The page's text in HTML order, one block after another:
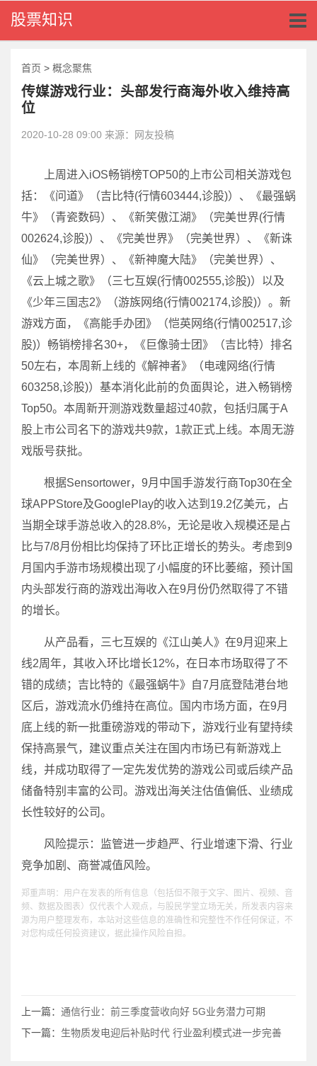
股票知识
首页 > 概念聚焦
传媒游戏行业：头部发行商海外收入维持高
位
2020-10-28 09:00 来源：网友投稿
上周进入iOS畅销榜TOP50的上市公司相关游戏包
括：《问道》（吉比特(行情603444,诊股)）、《最强蜗
牛》（青瓷数码）、《新笑傲江湖》（完美世界(行情
002624,诊股)）、《完美世界》（完美世界）、《新诛
仙》（完美世界）、《新神魔大陆》（完美世界）、
《云上城之歌》（三七互娱(行情002555,诊股)）以及
《少年三国志2》（游族网络(行情002174,诊股)）。新
游戏方面，《高能手办团》（恺英网络(行情002517,诊
股)）畅销榜排名30+，《巨像骑士团》（吉比特）排名
50左右，本周新上线的《解神者》（电魂网络(行情
603258,诊股)）基本消化此前的负面舆论，进入畅销榜
Top50。本周新开测游戏数量超过40款，包括归属于A
股上市公司名下的游戏共9款，1款正式上线。本周无游
戏版号获批。
根据Sensortower，9月中国手游发行商Top30在全
球APPStore及GooglePlay的收入达到19.2亿美元，占
当期全球手游总收入的28.8%，无论是收入规模还是占
比与7/8月份相比均保持了环比正增长的势头。考虑到9
月国内手游市场规模出现了小幅度的环比萎缩，预计国
内头部发行商的游戏出海收入在9月份仍然取得了不错
的增长。
从产品看，三七互娱的《江山美人》在9月迎来上
线2周年，其收入环比增长12%，在日本市场取得了不
错的成绩；吉比特的《最强蜗牛》自7月底登陆港台地
区后，游戏流水仍维持在高位。国内市场方面，在9月
底上线的新一批重磅游戏的带动下，游戏行业有望持续
保持高景气，建议重点关注在国内市场已有新游戏上
线，并成功取得了一定先发优势的游戏公司或后续产品
储备特别丰富的公司。游戏出海关注估值偏低、业绩成
长性较好的公司。
风险提示：监管进一步趋严、行业增速下滑、行业
竞争加剧、商誉减值风险。
郑重声明：用户在发表的所有信息（包括但不限于文字、图片、视频、音
频、数据及图表）仅代表个人观点，与股民学堂立场无关，所发表内容来
源为用户整理发布，本站对这些信息的准确性和完整性不作任何保证，不
对您构成任何投资建议，据此操作风险自担。
上一篇： 通信行业：前三季度营收向好 5G业务潜力可期
下一篇： 生物质发电迎后补贴时代 行业盈利模式进一步完善